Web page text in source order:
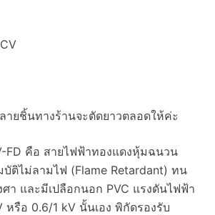
ยชิ้นทางร้านจะตัดยาวตลอดให้ค่ะ
FD คือ สายไฟฟ้าทองแดงหุ้มฉนวน
ติไม่ลามไฟ (Flame Retardant) ทน
า และมีเปลือกนอก PVC แรงดันไฟฟ้า
หรือ 0.6/1 kV นั้นเอง พิกัดรองรับ